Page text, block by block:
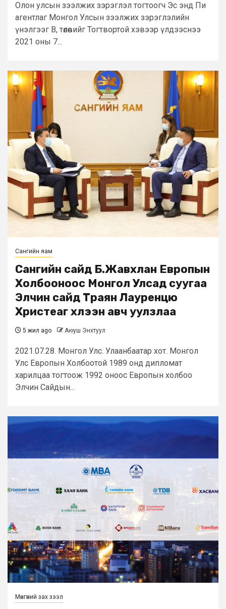
Олон улсын зээлжих зэрэглэл тогтоогч Эс энд Пи
агентлаг Монгол Улсын зээлжих зэрэглэлийн
үнэлгээг B, төлөвийг Тогтвортой хэвээр үлдээснээ
2021 оны 7...
Сангийн яам
Сангийн сайд Б.Жавхлан Европын
Холбооноос Монгол Улсад суугаа
Элчин сайд Траян Лауренцю
Христеаг хүлээн авч уулзлаа
5 жил ago Аюуш Энхтуул
2021.07.28. Монгол Улс. Улаанбаатар хот. Монгол
Улс Европын Холбоотой 1989 онд дипломат
харилцаа тогтоож 1992 оноос Европын холбоо
Элчин Сайдын...
Мөнгөний зах зээл